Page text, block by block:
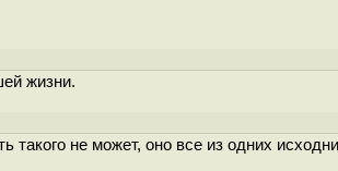
жизни.
не может, оно все из одних